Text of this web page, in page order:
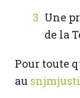
Une
de la
Pour toute
au